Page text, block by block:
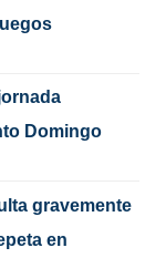
Domingo
gravemente
en